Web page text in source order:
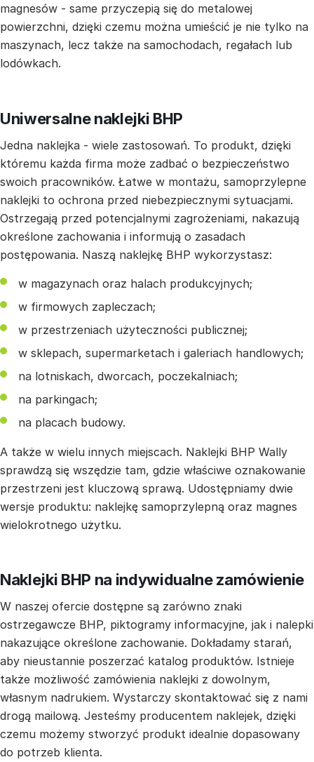
magnesów - same przyczepią się do metalowej
powierzchni, dzięki czemu można umieścić je nie tylko na
maszynach, lecz także na samochodach, regałach lub
lodówkach.
Uniwersalne naklejki BHP
Jedna naklejka - wiele zastosowań. To produkt, dzięki
któremu każda firma może zadbać o bezpieczeństwo
swoich pracowników. Łatwe w montażu, samoprzylepne
naklejki to ochrona przed niebezpiecznymi sytuacjami.
Ostrzegają przed potencjalnymi zagrożeniami, nakazują
określone zachowania i informują o zasadach
postępowania. Naszą naklejkę BHP wykorzystasz:
w magazynach oraz halach produkcyjnych;
w firmowych zapleczach;
w przestrzeniach użyteczności publicznej;
w sklepach, supermarketach i galeriach handlowych;
na lotniskach, dworcach, poczekalniach;
na parkingach;
na placach budowy.
A także w wielu innych miejscach. Naklejki BHP Wally
sprawdzą się wszędzie tam, gdzie właściwe oznakowanie
przestrzeni jest kluczową sprawą. Udostępniamy dwie
wersje produktu: naklejkę samoprzylepną oraz magnes
wielokrotnego użytku.
Naklejki BHP na indywidualne zamówienie
W naszej ofercie dostępne są zarówno znaki
ostrzegawcze BHP, piktogramy informacyjne, jak i nalepki
nakazujące określone zachowanie. Dokładamy starań,
aby nieustannie poszerzać katalog produktów. Istnieje
także możliwość zamówienia naklejki z dowolnym,
własnym nadrukiem. Wystarczy skontaktować się z nami
drogą mailową. Jesteśmy producentem naklejek, dzięki
czemu możemy stworzyć produkt idealnie dopasowany
do potrzeb klienta.